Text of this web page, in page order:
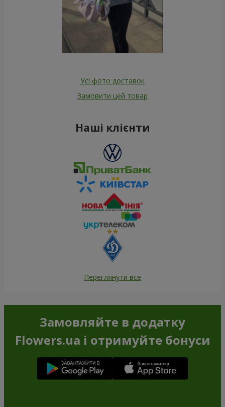
Усі фото доставок
Замовити цей товар
Наші клієнти
Переглянути все
Замовляйте в додатку
Flowers.ua і отримуйте бонуси